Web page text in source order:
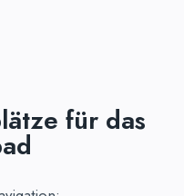
für das